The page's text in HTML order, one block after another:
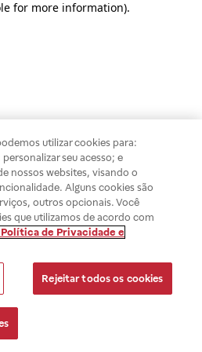
for more information).
utilizar cookies para:
seu acesso; e
nossos websites, visando o
Alguns cookies são
outros opcionais. Você
que utilizamos de acordo com
Política de Privacidade e
Rejeitar todos os cookies